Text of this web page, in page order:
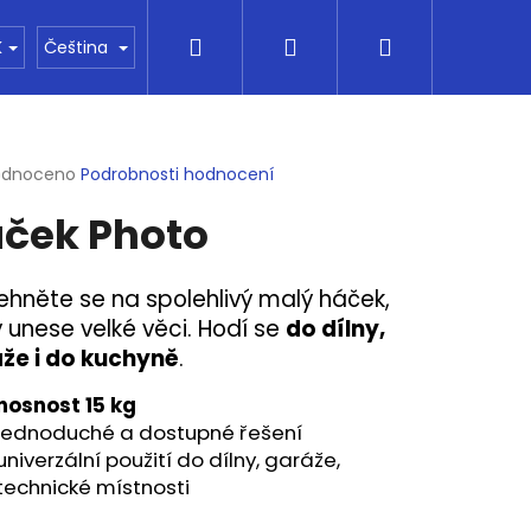
Kontakty Vše o nákupu Financování
Čeština Přihlášení
Podrobnosti hodnocení
Photo
se na spolehlivý malý háček,
unese velké věci. Hodí se do dílny,
i do kuchyně.
15 kg
a dostupné řešení
použití do dílny, garáže,
místnosti
Následující